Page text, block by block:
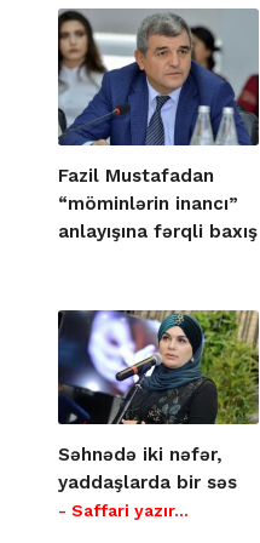
Fazil Mustafadan
“möminlərin inancı”
anlayışına fərqli baxış
Səhnədə iki nəfər,
yaddaşlarda bir səs
- Saffari yazır…